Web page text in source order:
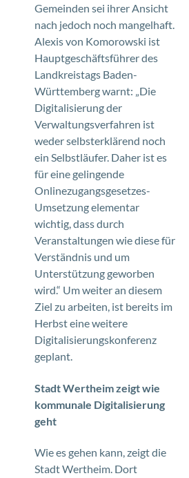
Gemeinden sei ihrer Ansicht
nach jedoch noch mangelhaft.
Alexis von Komorowski ist
Hauptgeschäftsführer des
Landkreistags Baden-
Württemberg warnt: „Die
Digitalisierung der
Verwaltungsverfahren ist
weder selbsterklärend noch
ein Selbstläufer. Daher ist es
für eine gelingende
Onlinezugangsgesetzes-
Umsetzung elementar
wichtig, dass durch
Veranstaltungen wie diese für
Verständnis und um
Unterstützung geworben
wird.“ Um weiter an diesem
Ziel zu arbeiten, ist bereits im
Herbst eine weitere
Digitalisierungskonferenz
geplant.
Stadt Wertheim zeigt wie
kommunale Digitalisierung
geht
Wie es gehen kann, zeigt die
Stadt Wertheim. Dort